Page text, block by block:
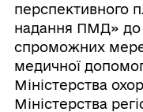
перспективного
надання ПМД»
спроможних
медичної
Міністерства
Міністерства